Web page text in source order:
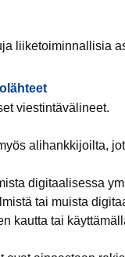
liiketoiminnallisia
viestintävälineet.
alihankkijoilta,
digitaalisessa
tai muista
kautta tai